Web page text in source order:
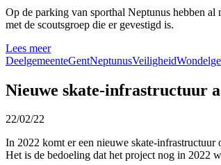
Op de parking van sporthal Neptunus hebben
met de scoutsgroep die er gevestigd is.
Lees meer
DeelgemeenteGentNeptunusVeiligheid
Nieuwe skate-infrastructuur
22/02/22
In 2022 komt er een nieuwe skate-
Het is de bedoeling dat het project nog in 2022